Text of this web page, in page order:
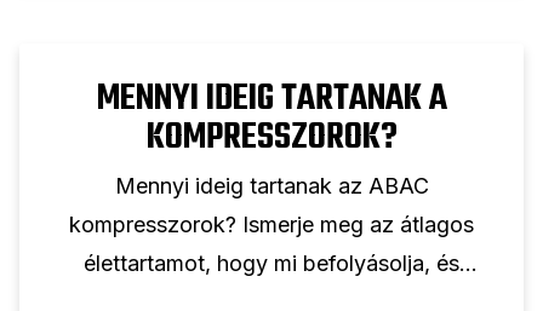
MENNYI IDEIG TARTANAK A
KOMPRESSZOROK?
Mennyi ideig tartanak az ABAC
kompresszorok? Ismerje meg az átlagos
élettartamot, hogy mi befolyásolja, és